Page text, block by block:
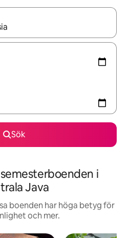
kan du navigera med upp- och
Sök
i
Java
boenden har höga betyg för
och mer.